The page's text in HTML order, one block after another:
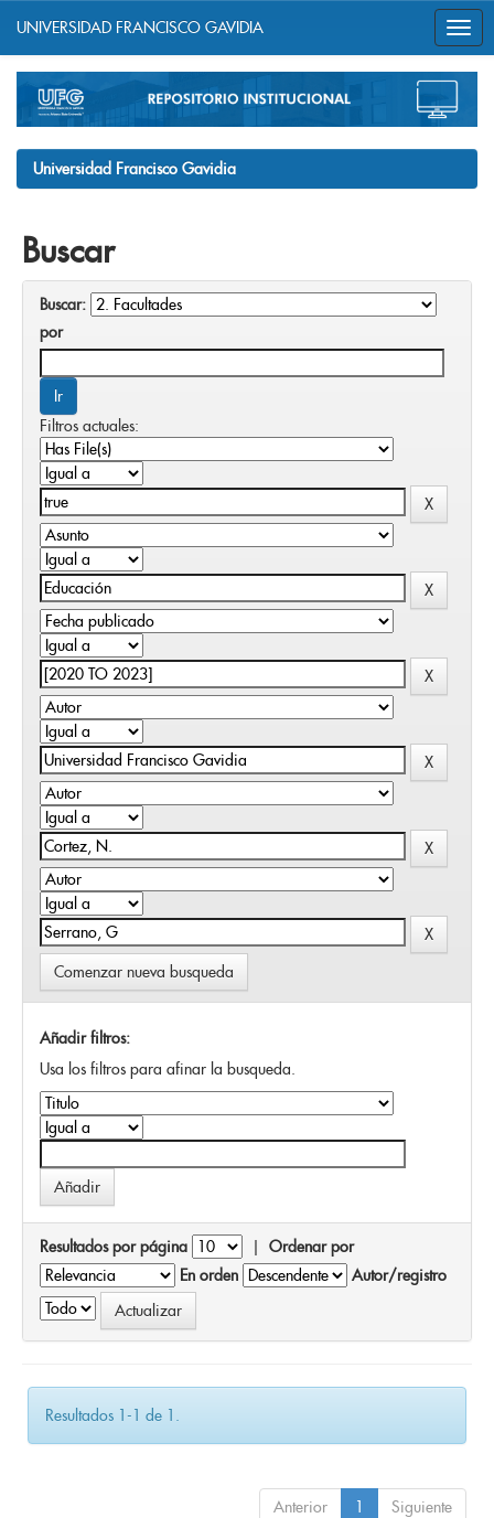
navigation
UNIVERSIDAD FRANCISCO GAVIDIA
Universidad Francisco Gavidia
Buscar
Buscar:
por
Filtros actuales:
Comenzar nueva busqueda
Añadir filtros:
Usa los filtros para afinar la busqueda.
Resultados por página | Ordenar por
En orden
Autor/registro
Resultados 1-1 de 1.
Anterior 1 Siguiente